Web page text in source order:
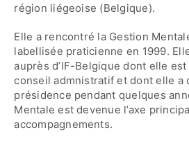
région liégeoise (Belgique).
Elle a rencontré la Gestion
labellisée praticienne en 1999.
auprès d’IF-Belgique dont elle
conseil admnistratif et dont elle a
présidence pendant quelques
Mentale est devenue l’axe
accompagnements.